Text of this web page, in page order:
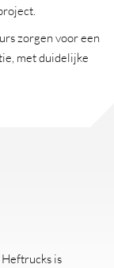
zorgen voor een
met duidelijke
is